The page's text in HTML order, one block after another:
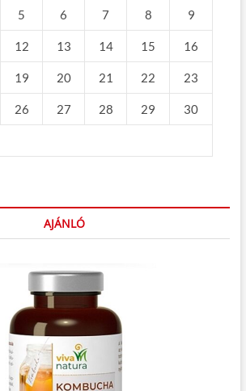
5 6 7 8 9
12 13 14 15 16
19 20 21 22 23
26 27 28 29 30
AJÁNLÓ